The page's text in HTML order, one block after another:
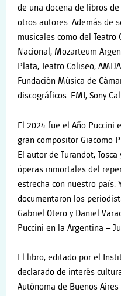
de una docena de libros
otros autores. Además de
musicales como del Teatro
Nacional, Mozarteum
Plata, Teatro Coliseo,
Fundación Música de
discográficos: EMI, Sony
El 2024 fue el Año Puccini
gran compositor Giacomo
El autor de Turandot,
óperas inmortales del
estrecha con nuestro país.
documentaron los
Gabriel Otero y Daniel
Puccini en la Argentina –
El libro, editado por el
declarado de interés
Autónoma de Buenos